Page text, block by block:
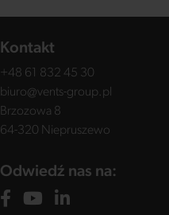
Kontakt
+48 61 832 45 30
biuro@vents-group.pl
Brzozowa 8
64-320 Niepruszewo
Odwiedź nas na: